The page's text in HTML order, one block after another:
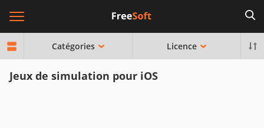
Catégories Licence
Jeux de simulation pour iOS